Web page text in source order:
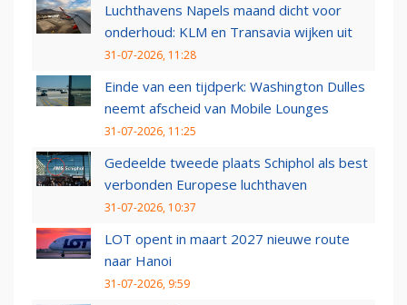
Luchthavens Napels maand dicht voor
onderhoud: KLM en Transavia wijken uit
31-07-2026, 11:28
Einde van een tijdperk: Washington Dulles
neemt afscheid van Mobile Lounges
31-07-2026, 11:25
Gedeelde tweede plaats Schiphol als best
verbonden Europese luchthaven
31-07-2026, 10:37
LOT opent in maart 2027 nieuwe route
naar Hanoi
31-07-2026, 9:59